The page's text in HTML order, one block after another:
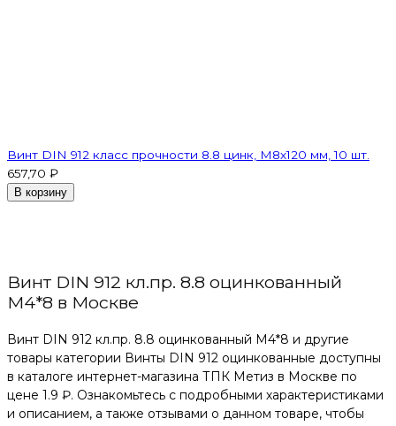
Винт DIN 912 класс прочности 8.8 цинк, М8х120 мм, 10 шт.
657,70 ₽
В корзину
Винт DIN 912 кл.пр. 8.8 оцинкованный
М4*8 в Москве
Винт DIN 912 кл.пр. 8.8 оцинкованный М4*8 и другие
товары категории Винты DIN 912 оцинкованные доступны
в каталоге интернет-магазина ТПК Метиз в Москве по
цене 1.9 ₽. Ознакомьтесь с подробными характеристиками
и описанием, а также отзывами о данном товаре, чтобы